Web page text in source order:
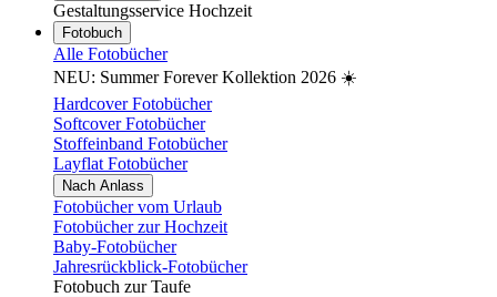
Gestaltungsservice Hochzeit
Fotobuch
Alle Fotobücher
NEU: Summer Forever Kollektion 2026 ☀️
Hardcover Fotobücher
Softcover Fotobücher
Stoffeinband Fotobücher
Layflat Fotobücher
Nach Anlass
Fotobücher vom Urlaub
Fotobücher zur Hochzeit
Baby-Fotobücher
Jahresrückblick-Fotobücher
Fotobuch zur Taufe